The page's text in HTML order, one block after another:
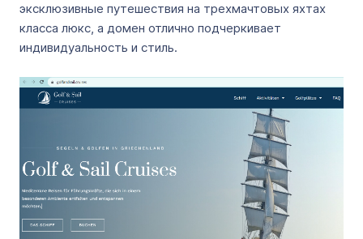
эксклюзивные путешествия на трехмачтовых яхтах
класса люкс, а домен отлично подчеркивает
индивидуальность и стиль.